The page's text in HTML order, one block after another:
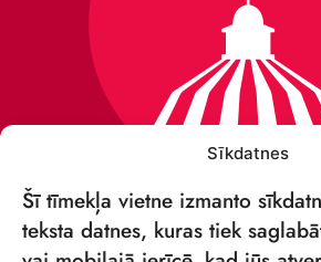
Sīkdatnes
Šī tīmekļa vietne izmanto
teksta datnes, kuras tiek